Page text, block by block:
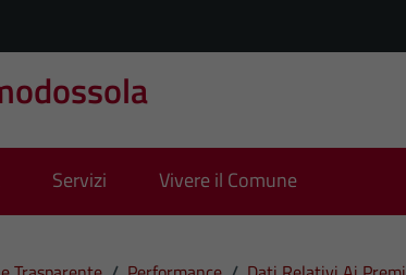
Servizi Vivere il Comune